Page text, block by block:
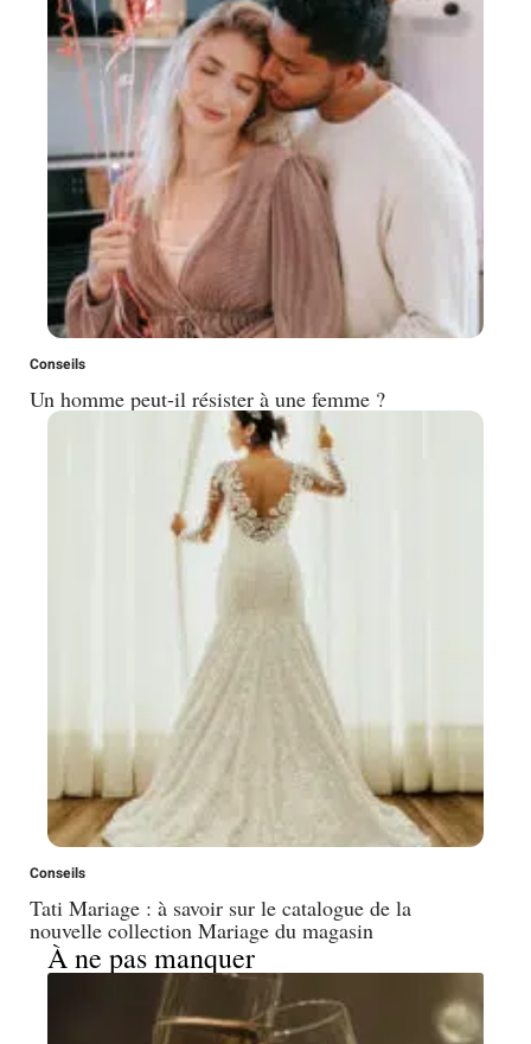
Conseils
Un homme peut-il résister à une femme ?
Conseils
Tati Mariage : à savoir sur le catalogue de la
nouvelle collection Mariage du magasin
À ne pas manquer